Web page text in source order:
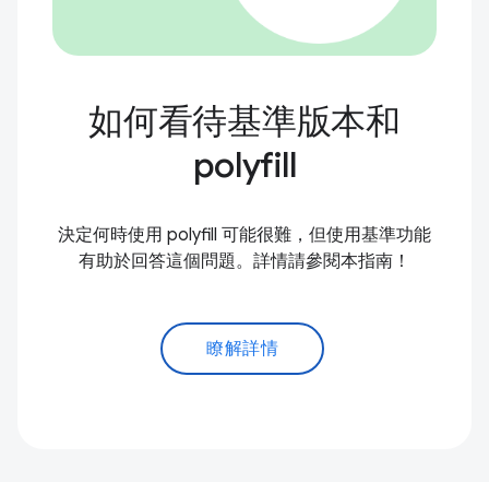
如何看待基準版本和
polyfill
決定何時使用 polyfill 可能很難，但使用基準功能
有助於回答這個問題。詳情請參閱本指南！
瞭解詳情